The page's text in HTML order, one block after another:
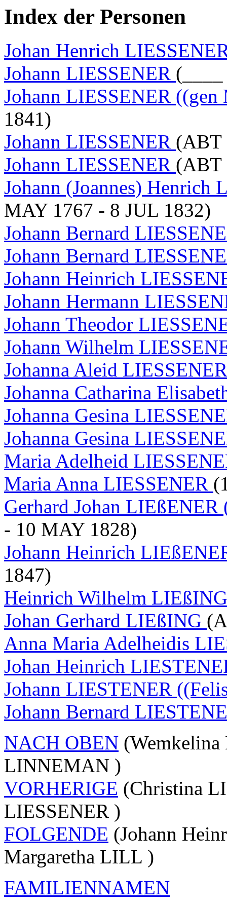
Index der Personen
Johan Henrich
Johann LIESSENER
Johann LIESSENER ((gen
1841)
Johann LIESSENER (ABT
Johann LIESSENER (ABT
Johann (Joannes) Henrich
MAY 1767 - 8 JUL 1832)
Johann Bernard
Johann Bernard
Johann Heinrich
Johann Hermann
Johann Theodor
Johann Wilhelm
Johanna Aleid
Johanna Catharina
Johanna Gesina
Johanna Gesina
Maria Adelheid
Maria Anna LIESSENER
Gerhard Johan
- 10 MAY 1828)
Johann Heinrich
1847)
Heinrich Wilhelm
Johan Gerhard LIEßING
Anna Maria Adelheidis
Johan Heinrich
Johann LIESTENER
Johann Bernard
NACH OBEN
LINNEMAN )
VORHERIGE (Christina
LIESSENER )
FOLGENDE (Johann
Margaretha LILL )
FAMILIENNAMEN